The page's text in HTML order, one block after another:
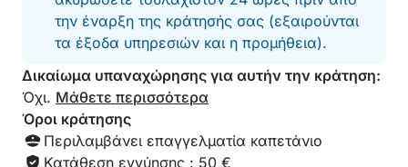
την έναρξη της κράτησής σας (εξαιρούνται
τα έξοδα υπηρεσιών και η προμήθεια).
Δικαίωμα υπαναχώρησης για αυτήν την κράτηση:
Όχι. Μάθετε περισσότερα
Όροι κράτησης
Περιλαμβάνει επαγγελματία καπετάνιο
Κατάθεση εγγύησης : 50 €